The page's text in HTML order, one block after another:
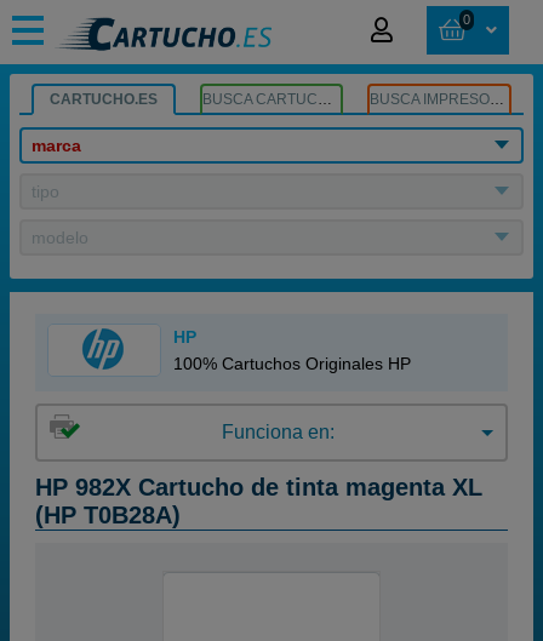
0
CARTUCHO.ES BUSCA CARTUCHOS BUSCA IMPRESORA
marca
tipo
modelo
HP
100% Cartuchos Originales HP
Funciona en:
HP 982X Cartucho de tinta magenta XL
(HP T0B28A)